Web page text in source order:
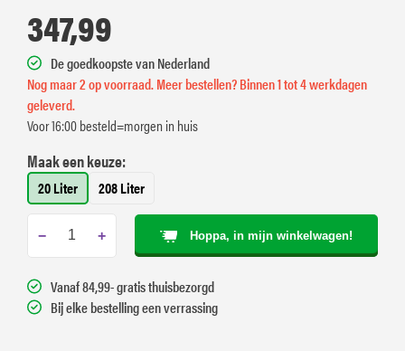
347,99
De goedkoopste van Nederland
Nog maar 2 op voorraad. Meer bestellen? Binnen 1 tot 4 werkdagen
geleverd.
Voor 16:00 besteld=morgen in huis
Maak een keuze:
20 Liter 208 Liter
− + Hoppa, in mijn winkelwagen!
Vanaf 84,99- gratis thuisbezorgd
Bij elke bestelling een verrassing